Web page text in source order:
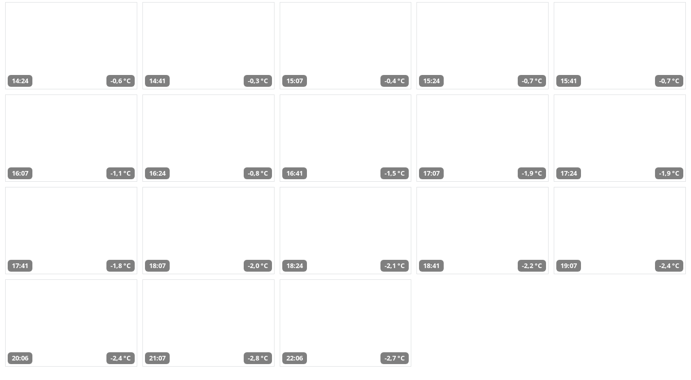
14:24 -0,6 °C 14:41 -0,3 °C 15:07 -0,4 °C 15:24 -0,7 °C 15:41 -0,7 °C
16:07 -1,1 °C 16:24 -0,8 °C 16:41 -1,5 °C 17:07 -1,9 °C 17:24 -1,9 °C
17:41 -1,8 °C 18:07 -2,0 °C 18:24 -2,1 °C 18:41 -2,2 °C 19:07 -2,4 °C
20:06 -2,4 °C 21:07 -2,8 °C 22:06 -2,7 °C